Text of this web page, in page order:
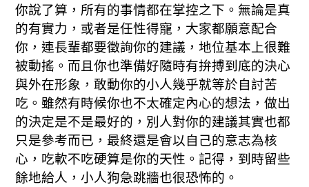
你說了算，所有的事情都在掌控之下。無論是真
的有實力，或者是任性得寵，大家都願意配合
你，連長輩都要徵詢你的建議，地位基本上很難
被動搖。而且你也準備好隨時有拚搏到底的決心
與外在形象，敢動你的小人幾乎就等於自討苦
吃。雖然有時候你也不太確定內心的想法，做出
的決定是不是最好的，別人對你的建議其實也都
只是參考而已，最終還是會以自己的意志為核
心，吃軟不吃硬算是你的天性。記得，到時留些
餘地給人，小人狗急跳牆也很恐怖的。